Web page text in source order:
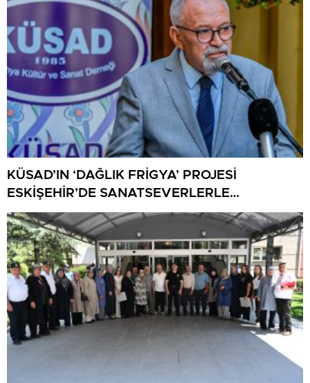
KÜSAD’IN ‘DAĞLIK FRİGYA’ PROJESİ
ESKİŞEHİR’DE SANATSEVERLERLE
BULUŞUYOR